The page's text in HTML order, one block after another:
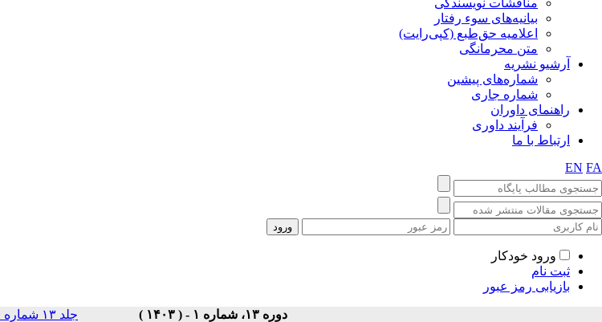
مناقشات نویسندگی
بیانیه‌های سوء رفتار
اعلامیه حق‌طبع (کپی‌رایت)
متن محرمانگی
آرشیو نشریه
شماره‌های پیشین
شماره جاری
راهنمای داوران
فرآیند داوری
ارتباط با ما
EN FA
ورود خودکار
ثبت نام
بازیابی رمز عبور
دوره ۱۳، شماره ۱ - ( ۱۴۰۳ ) جلد ۱۳ شماره ۱